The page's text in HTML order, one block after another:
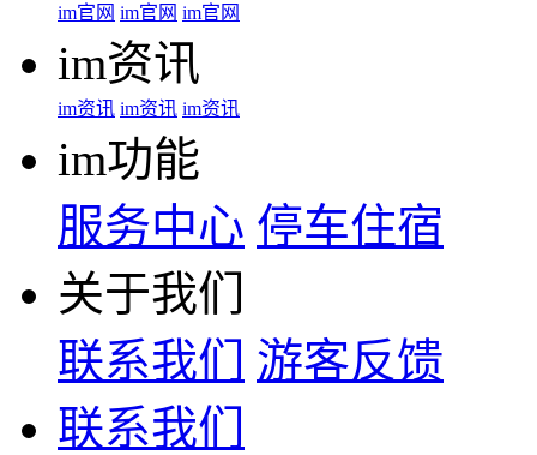
im官网 im官网 im官网
im资讯
im资讯 im资讯 im资讯
im功能
服务中心 停车住宿
关于我们
联系我们 游客反馈
联系我们